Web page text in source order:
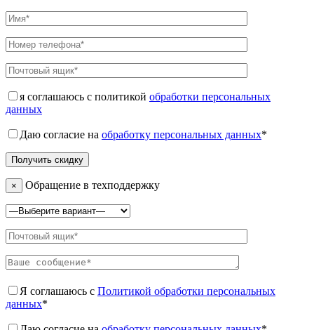
я соглашаюсь с политикой обработки персональных
данных
Даю согласие на обработку персональных данных*
× Обращение в техподдержку
Я соглашаюсь с Политикой обработки персональных
данных*